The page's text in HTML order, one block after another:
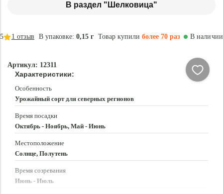
В раздел "Шелковица"
В упаковке:0,15 г Товар купилиболее 70 раз
5 1 отзыв В наличии
Артикул: 12311
Характеристики:
Особенность
Урожайный сорт для северных регионов
Время посадки
Октябрь - Ноябрь, Май - Июнь
Местоположение
Солнце, Полутень
Время созревания
Июнь - Июль